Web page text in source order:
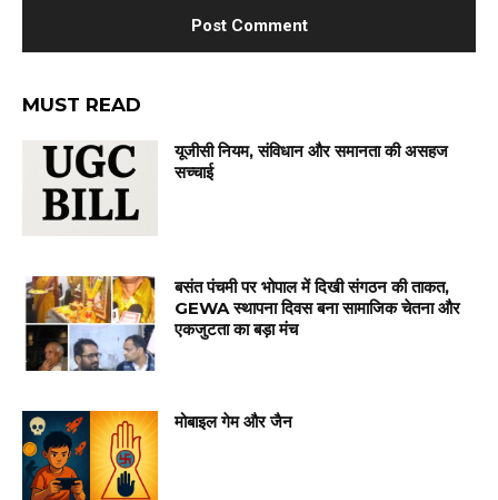
MUST READ
यूजीसी नियम, संविधान और समानता की असहज
सच्चाई
बसंत पंचमी पर भोपाल में दिखी संगठन की ताकत,
GEWA स्थापना दिवस बना सामाजिक चेतना और
एकजुटता का बड़ा मंच
मोबाइल गेम और जैन